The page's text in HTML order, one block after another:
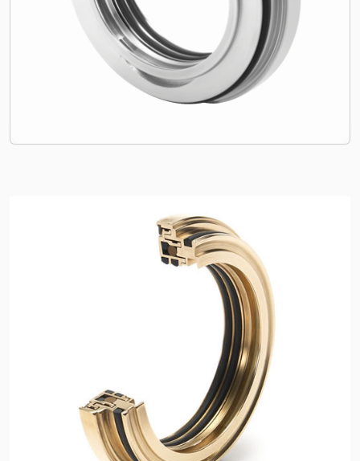
地点
文章
可持续发展